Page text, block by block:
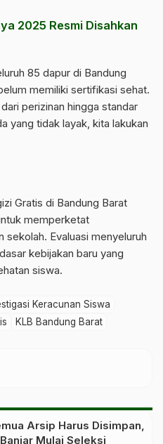
2025 Resmi Disahkan
85 dapur di Bandung
memiliki sertifikasi sehat.
perizinan hingga standar
yang tidak layak, kita lakukan
Gratis di Bandung Barat
memperketat
sekolah. Evaluasi menyeluruh
kebijakan baru yang
siswa.
Keracunan Siswa
KLB Bandung Barat
Arsip Harus Disimpan,
Mulai Seleksi